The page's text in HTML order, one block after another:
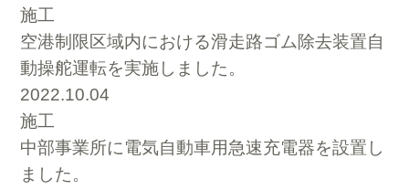
施工
空港制限区域内における滑走路ゴム除去装置自
動操舵運転を実施しました。
2022.10.04
施工
中部事業所に電気自動車用急速充電器を設置し
ました。